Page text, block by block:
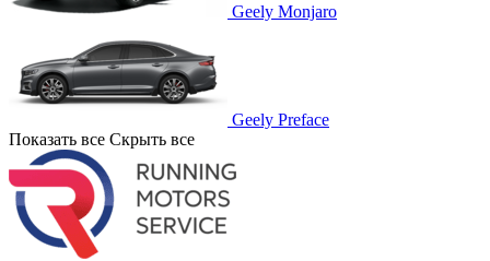
Geely Monjaro
Geely Preface
Показать все Скрыть все